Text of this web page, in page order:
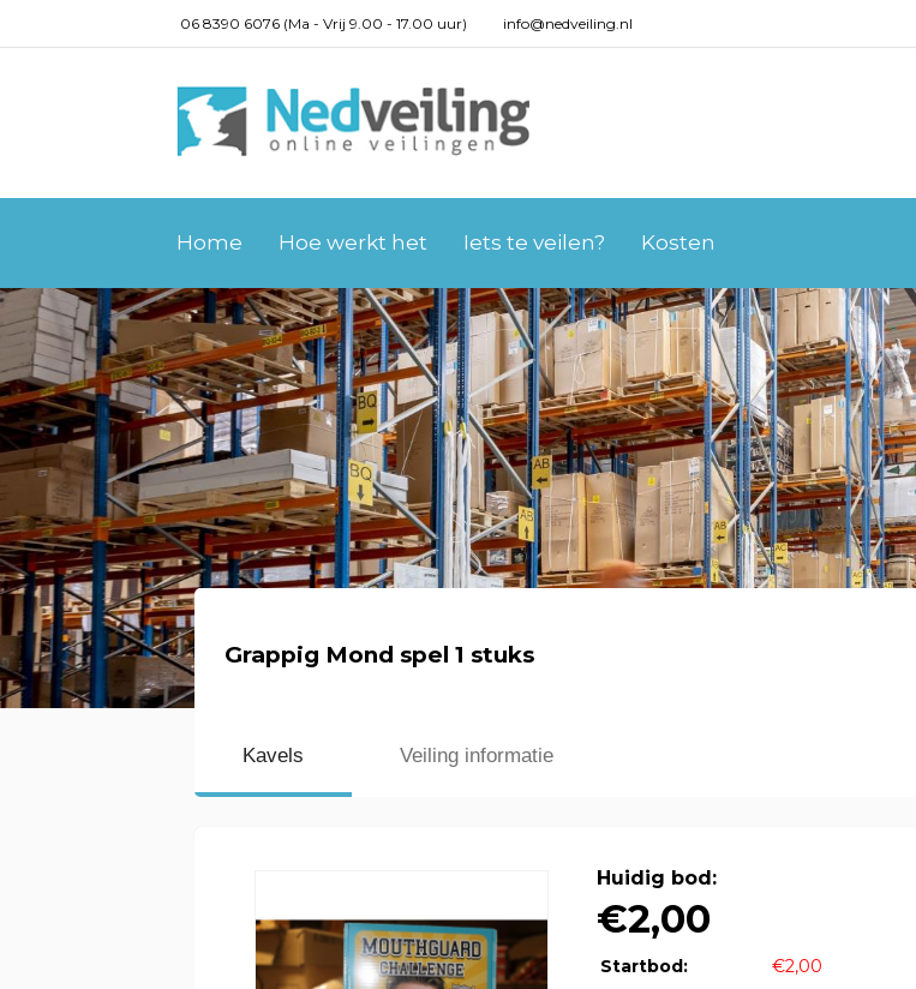
06 8390 6076 (Ma - Vrij 9.00 - 17.00 uur) info@nedveiling.nl
Home Hoe werkt het Iets te veilen? Kosten
Grappig Mond spel 1 stuks
Kavels Veiling informatie
Huidig bod:
€2,00
Startbod:
€2,00